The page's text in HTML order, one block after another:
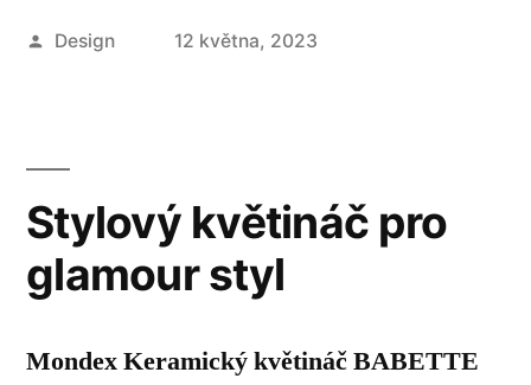
Autor
Design 12 května, 2023
Stylový květináč pro
glamour styl
Mondex Keramický květináč BABETTE